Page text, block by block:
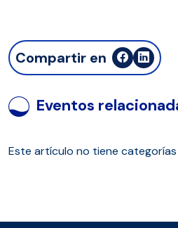
Compartir en
Eventos
Este artículo no tiene